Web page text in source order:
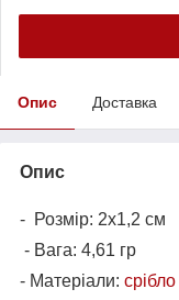
Опис Доставка
Опис
- Розмір: 2х1,2 см
- Вага: 4,61 гр
- Матеріали: срібло